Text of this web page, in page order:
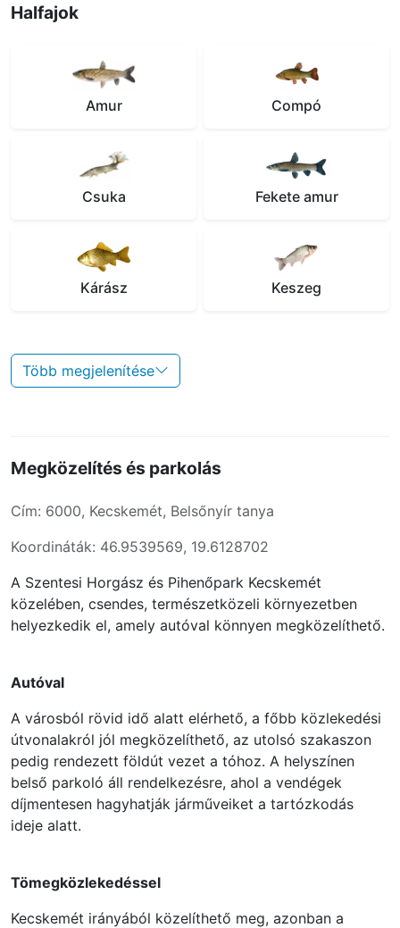
Halfajok
Amur Compó
Csuka Fekete amur
Kárász Keszeg
Több megjelenítése
Megközelítés és parkolás
Cím: 6000, Kecskemét, Belsőnyír tanya
Koordináták: 46.9539569, 19.6128702
A Szentesi Horgász és Pihenőpark Kecskemét
közelében, csendes, természetközeli környezetben
helyezkedik el, amely autóval könnyen megközelíthető.
Autóval
A városból rövid idő alatt elérhető, a főbb közlekedési
útvonalakról jól megközelíthető, az utolsó szakaszon
pedig rendezett földút vezet a tóhoz. A helyszínen
belső parkoló áll rendelkezésre, ahol a vendégek
díjmentesen hagyhatják járműveiket a tartózkodás
ideje alatt.
Tömegközlekedéssel
Kecskemét irányából közelíthető meg, azonban a